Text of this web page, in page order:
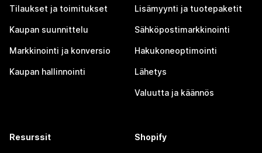
Tilaukset ja toimitukset
Kaupan suunnittelu
Markkinointi ja konversio
Kaupan hallinnointi
Lisämyynti ja tuotepaketit
Sähköpostimarkkinointi
Hakukoneoptimointi
Lähetys
Valuutta ja käännös
Resurssit Shopify